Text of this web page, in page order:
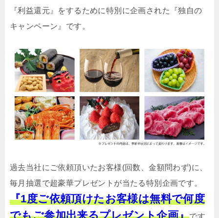
『利益還元』をするために特別に企画された『独自の
キャンペーン』です。
過去当社にご依頼頂いたお客様(回数、金額問わず)に、
毎月抽選で超豪華プレゼントが当たる特別企画です。
『1度ご依頼頂けたお客様は無料で何度
でもご参加出来るプレゼント企画』